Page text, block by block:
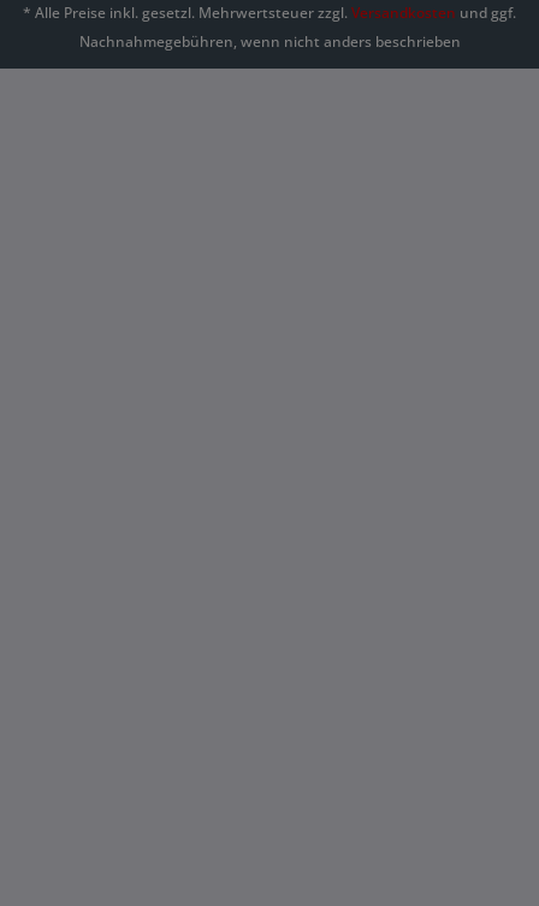
* Alle Preise inkl. gesetzl. Mehrwertsteuer zzgl. Versandkosten und ggf.
Nachnahmegebühren, wenn nicht anders beschrieben